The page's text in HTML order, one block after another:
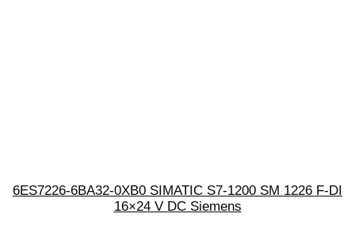
6ES7226-6BA32-0XB0 SIMATIC S7-1200 SM 1226 F-DI
16×24 V DC Siemens